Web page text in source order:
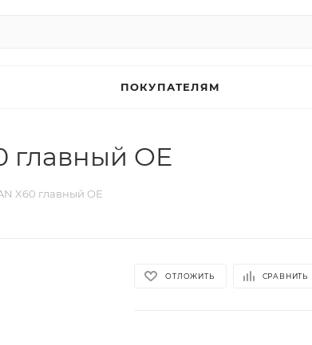
ПОКУПАТЕЛЯМ
главный OE
X60 главный OE
ОТЛОЖИТЬ СРАВНИТЬ